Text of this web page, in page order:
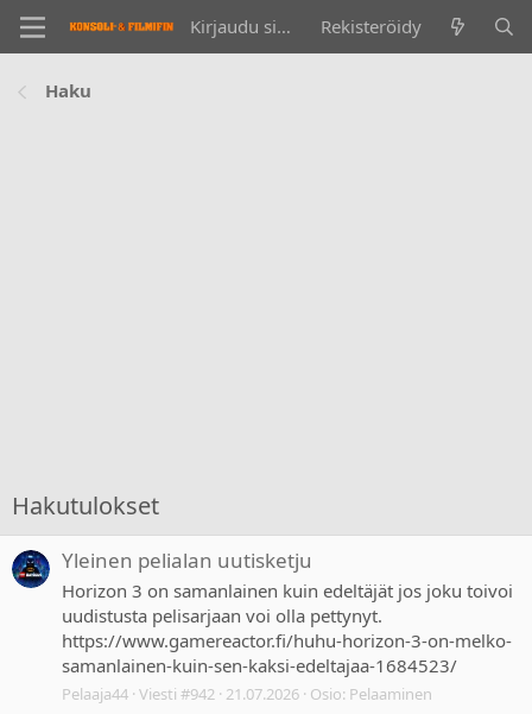
Kirjaudu sisään Rekisteröidy
Haku
Hakutulokset
Yleinen pelialan uutisketju
Horizon 3 on samanlainen kuin edeltäjät jos joku toivoi
uudistusta pelisarjaan voi olla pettynyt.
https://www.gamereactor.fi/huhu-horizon-3-on-melko-
samanlainen-kuin-sen-kaksi-edeltajaa-1684523/
Pelaaja44 Viesti #942 21.07.2026 Osio: Pelaaminen